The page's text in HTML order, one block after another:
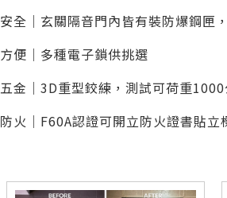
安全｜玄關隔音門內皆有裝防爆鋼匣
方便｜多種電子鎖供挑選
五金｜3D重型鉸練，測試可荷重
防火｜F60A認證可開立防火證書貼立